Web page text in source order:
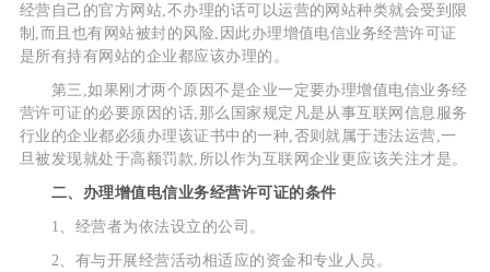
经营自己的官方网站,不办理的话可以运营的网站种类就会受到限
制,而且也有网站被封的风险,因此办理增值电信业务经营许可证
是所有持有网站的企业都应该办理的。
第三,如果刚才两个原因不是企业一定要办理增值电信业务经
营许可证的必要原因的话,那么国家规定凡是从事互联网信息服务
行业的企业都必须办理该证书中的一种,否则就属于违法运营,一
旦被发现就处于高额罚款,所以作为互联网企业更应该关注才是。
二、办理增值电信业务经营许可证的条件
1、经营者为依法设立的公司。
2、有与开展经营活动相适应的资金和专业人员。